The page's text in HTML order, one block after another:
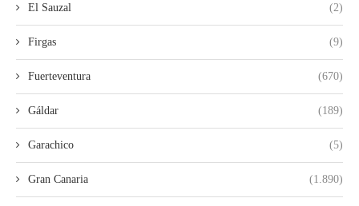
El Sauzal (2)
Firgas (9)
Fuerteventura (670)
Gáldar (189)
Garachico (5)
Gran Canaria (1.890)